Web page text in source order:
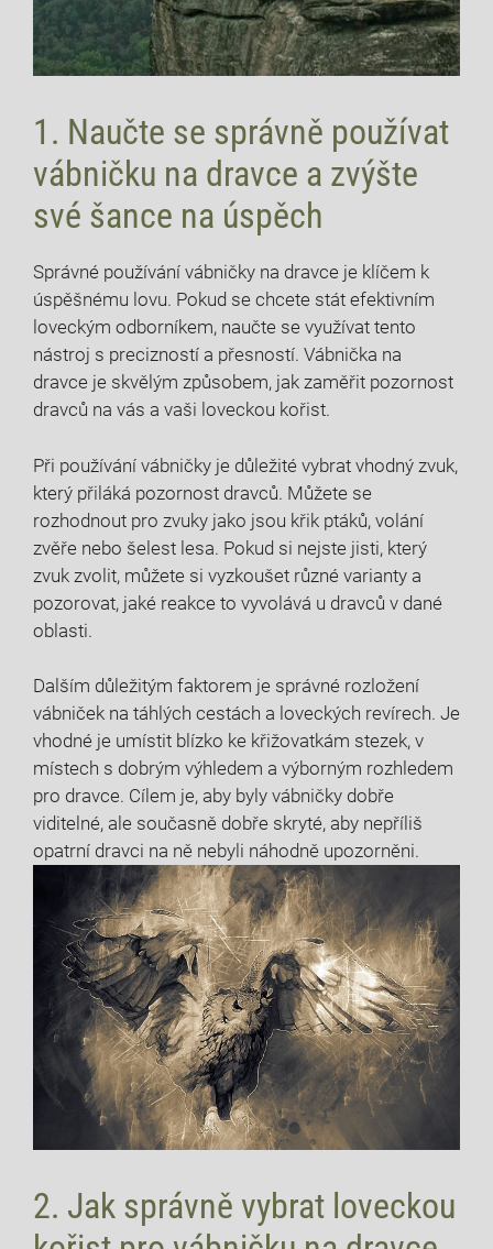
1. Naučte se správně používat
vábničku na dravce a zvýšte
své šance na úspěch
Správné používání vábničky na dravce je klíčem k
úspěšnému lovu. Pokud se chcete stát efektivním
loveckým odborníkem, naučte se využívat tento
nástroj s precizností a přesností. Vábnička na
dravce je skvělým způsobem, jak zaměřit pozornost
dravců na vás a vaši loveckou kořist.
Při používání vábničky je důležité vybrat vhodný zvuk,
který přiláká pozornost dravců. Můžete se
rozhodnout pro zvuky jako jsou křik ptáků, volání
zvěře nebo šelest lesa. Pokud si nejste jisti, který
zvuk zvolit, můžete si vyzkoušet různé varianty a
pozorovat, jaké reakce to vyvolává u dravců v dané
oblasti.
Dalším důležitým faktorem je správné rozložení
vábniček na táhlých cestách a loveckých revírech. Je
vhodné je umístit blízko ke křižovatkám stezek, v
místech s dobrým výhledem a výborným rozhledem
pro dravce. Cílem je, aby byly vábničky dobře
viditelné, ale současně dobře skryté, aby nepříliš
opatrní dravci na ně nebyli náhodně upozorněni.
2. Jak správně vybrat loveckou